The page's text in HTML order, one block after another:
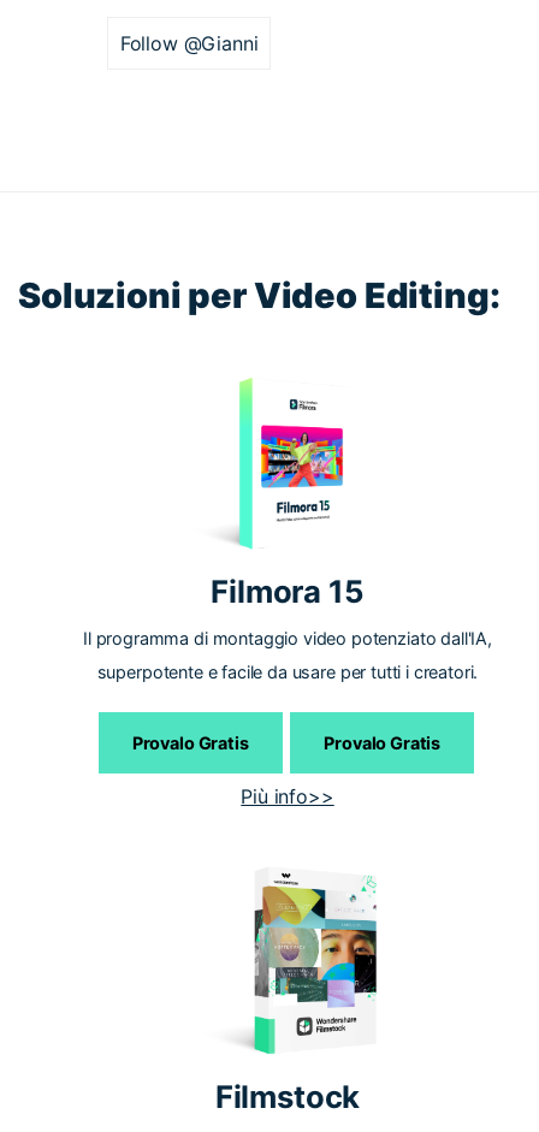
Follow @Gianni
Soluzioni per Video Editing:
Filmora 15
Il programma di montaggio video potenziato dall'IA,
superpotente e facile da usare per tutti i creatori.
Provalo Gratis Provalo Gratis
Più info>>
Filmstock